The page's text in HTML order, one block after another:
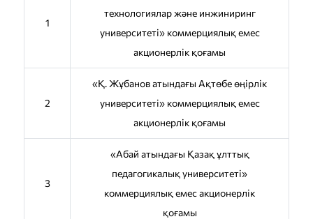
1
технологиялар және инжиниринг
университеті» коммерциялық емес
акционерлік қоғамы
2
«Қ. Жұбанов атындағы Ақтөбе өңірлік
университетi» коммерциялық емес
акционерлік қоғамы
3
«Абай атындағы Қазақ ұлттық
педагогикалық университеті»
коммерциялық емес акционерлік
қоғамы